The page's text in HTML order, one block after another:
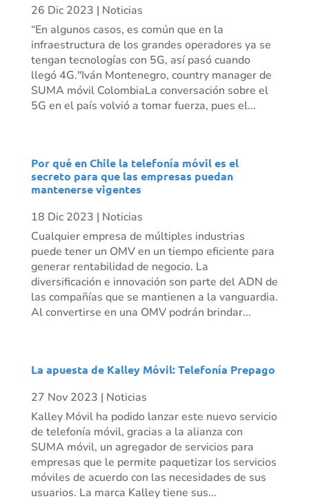
26 Dic 2023 | Noticias
“En algunos casos, es común que en la
infraestructura de los grandes operadores ya se
tengan tecnologías con 5G, así pasó cuando
llegó 4G."Iván Montenegro, country manager de
SUMA móvil ColombiaLa conversación sobre el
5G en el país volvió a tomar fuerza, pues el...
Por qué en Chile la telefonía móvil es el
secreto para que las empresas puedan
mantenerse vigentes
18 Dic 2023 | Noticias
Cualquier empresa de múltiples industrias
puede tener un OMV en un tiempo eficiente para
generar rentabilidad de negocio. La
diversificación e innovación son parte del ADN de
las compañías que se mantienen a la vanguardia.
Al convertirse en una OMV podrán brindar...
La apuesta de Kalley Móvil: Telefonía Prepago
27 Nov 2023 | Noticias
Kalley Móvil ha podido lanzar este nuevo servicio
de telefonía móvil, gracias a la alianza con
SUMA móvil, un agregador de servicios para
empresas que le permite paquetizar los servicios
móviles de acuerdo con las necesidades de sus
usuarios. La marca Kalley tiene sus...